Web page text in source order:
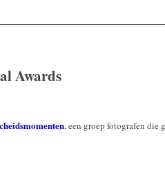
Awards
, een groep fotografen die